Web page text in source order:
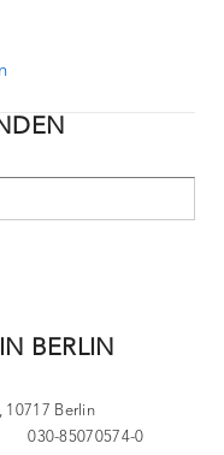
BERLIN
10717 Berlin
030-85070574-0